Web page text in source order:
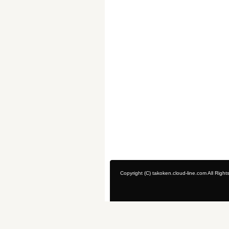
Copyright (C) takoken.cloud-line.com All